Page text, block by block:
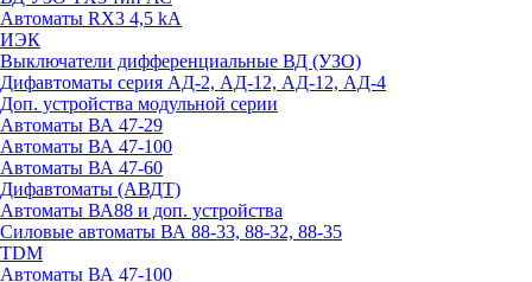
Автоматы RX3 4,5 kA
ИЭК
Выключатели дифференциальные ВД (УЗО)
Дифавтоматы серия АД-2, АД-12, АД-12, АД-4
Доп. устройства модульной серии
Автоматы ВА 47-29
Автоматы ВА 47-100
Автоматы ВА 47-60
Дифавтоматы (АВДТ)
Автоматы ВА88 и доп. устройства
Силовые автоматы ВА 88-33, 88-32, 88-35
TDM
Автоматы ВА 47-100